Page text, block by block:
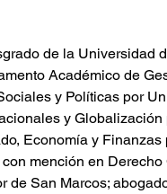
de la Universidad
Académico de
y Políticas por
y
Economía y Finanzas
mención en
de San Marcos;